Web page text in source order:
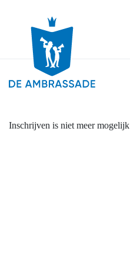
Inschrijven is niet meer mogelijk